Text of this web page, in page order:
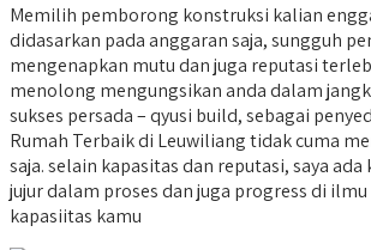
Memilih pemborong konstruksi kalian
didasarkan pada anggaran saja, sungguh
mengenapkan mutu dan juga reputasi
menolong mengungsikan anda dalam
sukses persada – qyusi build, sebagai
Rumah Terbaik di Leuwiliang tidak cuma
saja. selain kapasitas dan reputasi, saya
jujur dalam proses dan juga progress di
kapasiitas kamu